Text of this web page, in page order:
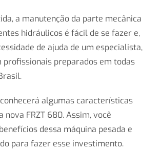
a manutenção da parte mecânica
hidráulicos é fácil de se fazer e,
de ajuda de um especialista,
profissionais preparados em todas
algumas características
nova FRZT 680. Assim, você
dessa máquina pesada e
para fazer esse investimento.